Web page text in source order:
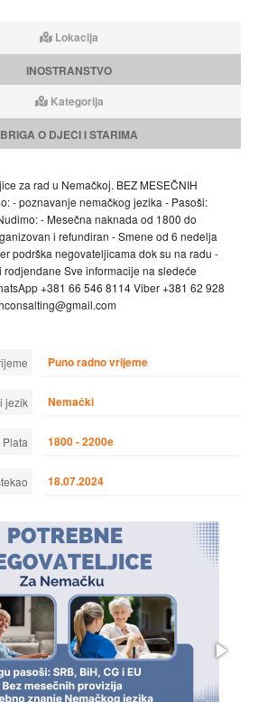
Lokacija
INOSTRANSTVO
Kategorija
BRIGA O DJECI I STARIMA
za rad u Nemačkoj. BEZ MESEČNIH
- poznavanje nemačkog jezika - Pasoši:
- Mesečna naknada od 1800 do
i refundiran - Smene od 6 nedelja
podrška negovateljicama dok su na radu -
rodjendane Sve informacije na sledeće
+381 66 546 8114 Viber +381 62 928
Puno radno vrijeme
jezik Nemački
Plata 1800 - 2200e
18.07.2024